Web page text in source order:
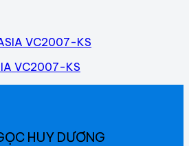
VC2007-KS
HUY DƯƠNG